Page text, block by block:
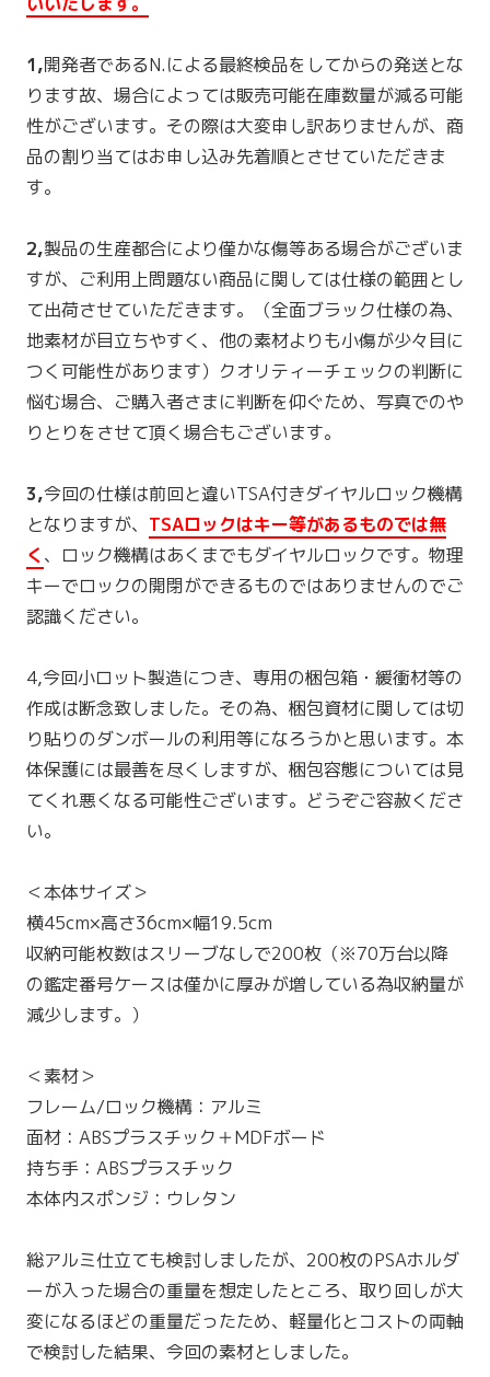
1,開発者であるN.による最終検品をしてからの発送とな
ります故、場合によっては販売可能在庫数量が減る可能
性がございます。その際は大変申し訳ありませんが、商
品の割り当てはお申し込み先着順とさせていただきま
す。
2,製品の生産都合により僅かな傷等ある場合がございま
すが、ご利用上問題ない商品に関しては仕様の範囲とし
て出荷させていただきます。（全面ブラック仕様の為、
地素材が目立ちやすく、他の素材よりも小傷が少々目に
つく可能性があります）クオリティーチェックの判断に
悩む場合、ご購入者さまに判断を仰ぐため、写真でのや
りとりをさせて頂く場合もございます。
3,今回の仕様は前回と違いTSA付きダイヤルロック機構
となりますが、 TSAロックはキー等があるものでは無
く、ロック機構はあくまでもダイヤルロックです。物理
キーでロックの開閉ができるものではありませんのでご
認識ください。
4,今回小ロット製造につき、専用の梱包箱・緩衝材等の
作成は断念致しました。その為、梱包資材に関しては切
り貼りのダンボールの利用等になろうかと思います。本
体保護には最善を尽くしますが、梱包容態については見
てくれ悪くなる可能性ございます。どうぞご容赦くださ
い。
＜本体サイズ＞
横45cm×高さ36cm×幅19.5cm
収納可能枚数はスリーブなしで200枚（※70万台以降
の鑑定番号ケースは僅かに厚みが増している為収納量が
減少します。）
＜素材＞
フレーム/ロック機構：アルミ
面材：ABSプラスチック＋MDFボード
持ち手：ABSプラスチック
本体内スポンジ：ウレタン
総アルミ仕立ても検討しましたが、200枚のPSAホルダ
ーが入った場合の重量を想定したところ、取り回しが大
変になるほどの重量だったため、軽量化とコストの両軸
で検討した結果、今回の素材としました。